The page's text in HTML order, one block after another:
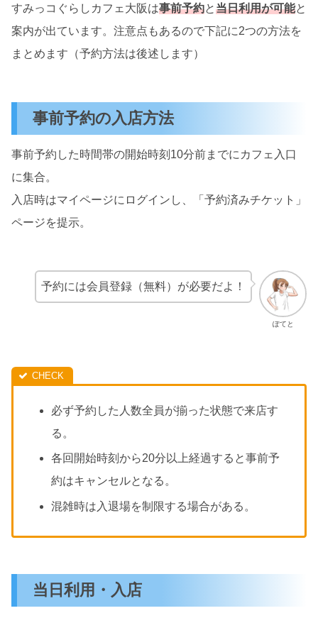
すみっコぐらしカフェ大阪は事前予約と当日利用が可能と
案内が出ています。注意点もあるので下記に2つの方法を
まとめます（予約方法は後述します）
事前予約の入店方法
事前予約した時間帯の開始時刻10分前までにカフェ入口
に集合。
入店時はマイページにログインし、「予約済みチケット」
ページを提示。
ぽてと
予約には会員登録（無料）が必要だよ！
必ず予約した人数全員が揃った状態で来店す
る。
各回開始時刻から20分以上経過すると事前予
約はキャンセルとなる。
混雑時は入退場を制限する場合がある。
当日利用・入店